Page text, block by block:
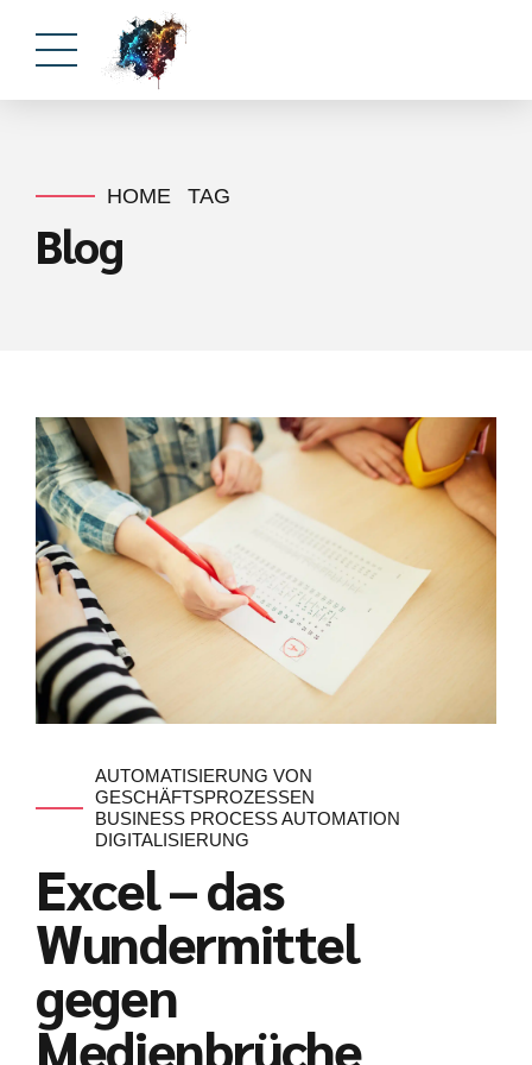
HOME TAG
Blog
AUTOMATISIERUNG VON
GESCHÄFTSPROZESSEN
BUSINESS PROCESS AUTOMATION
DIGITALISIERUNG
Excel – das
Wundermittel
gegen
Medienbrüche